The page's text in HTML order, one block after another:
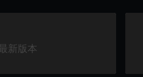
新版本